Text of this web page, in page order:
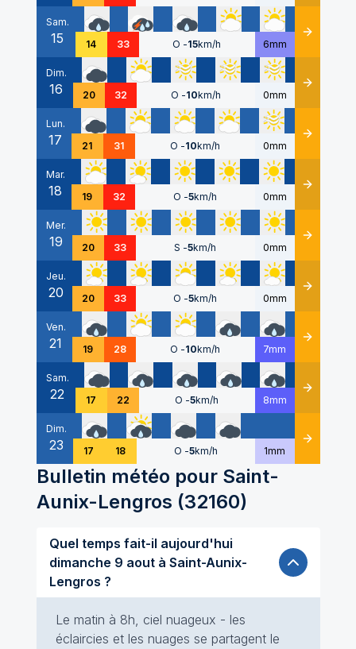
Sam.
15 14 33 O -15km/h 6mm Détails
Dim.
16 20 32 O -10km/h 0mm Détails
Lun.
17 21 31 O -10km/h 0mm Détails
Mar.
18 19 32 O -5km/h 0mm Détails
Mer.
19 20 33 S -5km/h 0mm Détails
Jeu.
20 20 33 O -5km/h 0mm Détails
Ven.
21 19 28 O -10km/h 7mm Détails
Sam.
22 17 22 O -5km/h 8mm Détails
Dim.
23 17 18 O -5km/h 1mm Détails
Bulletin météo pour Saint-
Aunix-Lengros (32160)
Quel temps fait-il aujourd'hui
dimanche 9 aout à Saint-Aunix-
Lengros ?
Le matin à 8h, ciel nuageux - les
éclaircies et les nuages se partagent le